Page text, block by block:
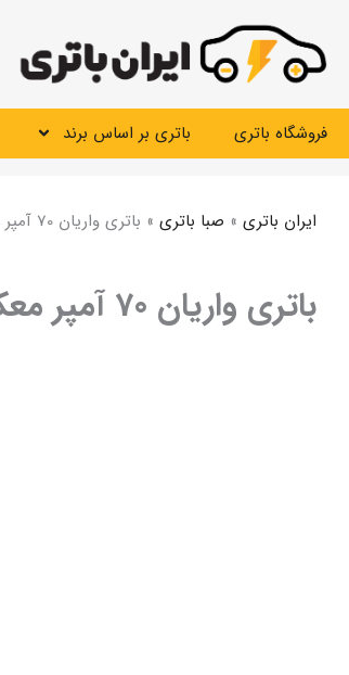
محتوا
فروشگاه باتری باتری بر اساس برند
ایران باتری » صبا باتری » باتری واریان 70 آمپر معکوس
باتری واریان 70 آمپر معکوس